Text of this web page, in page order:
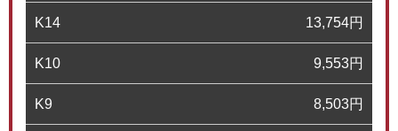
K14 13,754円
K10 9,553円
K9 8,503円